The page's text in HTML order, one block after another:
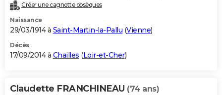
Créer une cagnotte obsèques
Naissance
29/03/1914 à Saint-Martin-la-Pallu (Vienne)
Décès
17/09/2014 à Chailles (Loir-et-Cher)
Claudette FRANCHINEAU (74 ans)